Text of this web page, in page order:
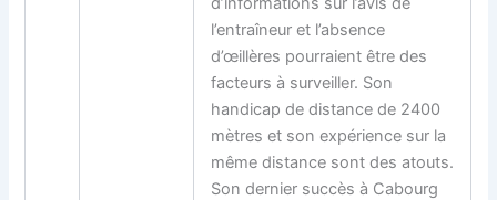
l’entraîneur et l’absence
d’œillères pourraient être des
facteurs à surveiller. Son
handicap de distance de 2400
mètres et son expérience sur la
même distance sont des atouts.
Son dernier succès à Cabourg